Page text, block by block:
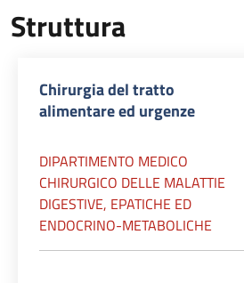
Struttura
Chirurgia del tratto
alimentare ed urgenze
DIPARTIMENTO MEDICO
CHIRURGICO DELLE MALATTIE
DIGESTIVE, EPATICHE ED
ENDOCRINO-METABOLICHE